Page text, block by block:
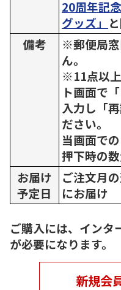
20周年記
グッズ」
備考
※郵便局窓
ん。
※11点以
ト画面で
入力し「
ださい。
当画面で
押下時の
お届け
予定日
ご注文月
にお届け
ご購入には、インタ
が必要になります。
新規会